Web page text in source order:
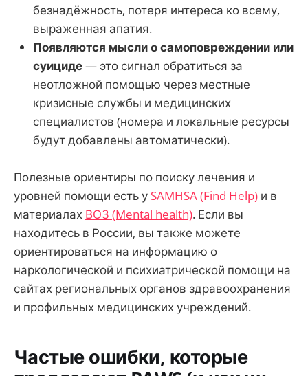
безнадёжность, потеря интереса ко всему,
выраженная апатия.
Появляются мысли о самоповреждении или
суициде— это сигнал обратиться за
неотложной помощью через местные
кризисные службы и медицинских
специалистов (номера и локальные ресурсы
будут добавлены автоматически).
Полезные ориентиры по поиску лечения и
уровней помощи есть у SAMHSA (Find Help) и в
материалах ВОЗ (Mental health). Если вы
находитесь в России, вы также можете
ориентироваться на информацию о
наркологической и психиатрической помощи на
сайтах региональных органов здравоохранения
и профильных медицинских учреждений.
Частые ошибки, которые